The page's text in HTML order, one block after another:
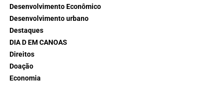
Desenvolvimento Econômico
Desenvolvimento urbano
Destaques
DIA D EM CANOAS
Direitos
Doação
Economia